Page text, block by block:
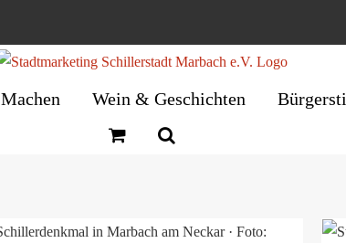
Machen Wein & Geschichten